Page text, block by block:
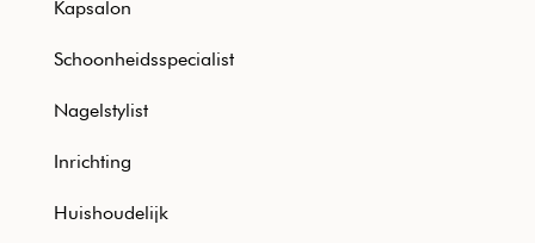
Kapsalon
Schoonheidsspecialist
Nagelstylist
Inrichting
Huishoudelijk